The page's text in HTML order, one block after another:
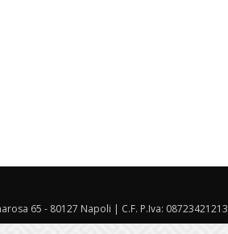
65 - 80127 Napoli | C.F. P.Iva: 08723421213